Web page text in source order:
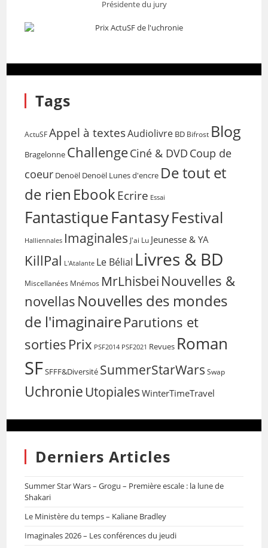
Présidente du jury
Tags
ActuSF Appel à textesAudiolivre BD Bifrost Blog
Bragelonne ChallengeCiné & DVD Coup de
coeur Denoël Denoël Lunes d'encre De tout et
de rien EbookEcrire Essai
FantastiqueFantasyFestival
Halliennales Imaginales J'ai Lu Jeunesse & YA
KillPal L'Atalante Le Bélial Livres & BD
Miscellanées Mnémos MrLhisbei Nouvelles &
novellas Nouvelles des mondes
de l'imaginaireParutions et
sorties Prix PSF2014 PSF2021 Revues Roman
SFSFFF&Diversité SummerStarWars Swap
Uchronie Utopiales WinterTimeTravel
Derniers Articles
Summer Star Wars – Grogu – Première escale : la lune de
Shakari
Le Ministère du temps – Kaliane Bradley
Imaginales 2026 – Les conférences du jeudi